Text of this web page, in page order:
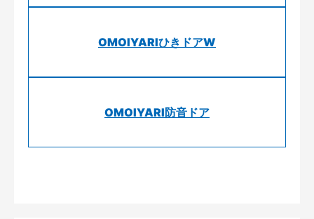
OMOIYARIひきドアW
OMOIYARI防音ドア